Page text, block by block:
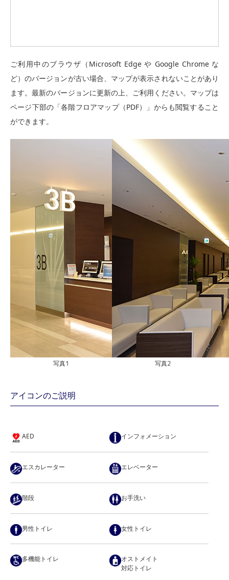
ご利用中のブラウザ（Microsoft Edge や Google Chrome な
ど）のバージョンが古い場合、マップが表示されないことがあり
ます。最新のバージョンに更新の上、ご利用ください。マップは
ページ下部の「各階フロアマップ（PDF）」からも閲覧すること
ができます。
写真1 写真2
アイコンのご説明
AED インフォメーション
エスカレーター エレベーター
階段 お手洗い
男性トイレ 女性トイレ
多機能トイレ
オストメイト
対応トイレ